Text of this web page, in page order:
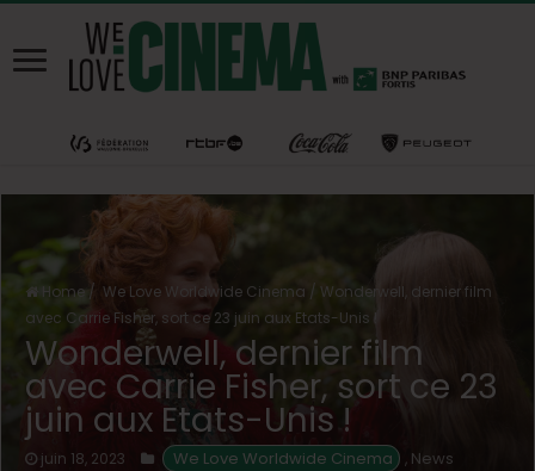
Home / We Love Worldwide Cinema / Wonderwell, dernier film
avec Carrie Fisher, sort ce 23 juin aux Etats-Unis !
Wonderwell, dernier film
avec Carrie Fisher, sort ce 23
juin aux Etats-Unis !
juin 18, 2023 We Love Worldwide Cinema , News